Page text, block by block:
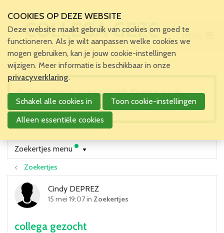
COLLEGA GEZOCHT
Reageren hierop is niet mogelijk. Reageer via de
contactgegevens die je terugvindt in het zoekertje.
Zoekertjes menu
Zoekertjes
Cindy DEPREZ
15 mei 19:07 inZoekertjes
collega gezocht
Main Menu
Home
Voor patiënten en zorgverleners
Verpleegkundigen
VBZV Helpcenter
Nieuws
Zoekertjes
Navormingen
COOKIES OP DEZE WEBSITE
Deze website maakt gebruik van cookies om goed te
functioneren. Als je wilt aanpassen welke cookies we
mogen gebruiken, kan je jouw cookie-instellingen
wijzigen. Meer informatie is beschikbaar in onze
privacyverklaring.
Schakel alle cookies in
Toon cookie-instellingen
Alleen essentiële cookies